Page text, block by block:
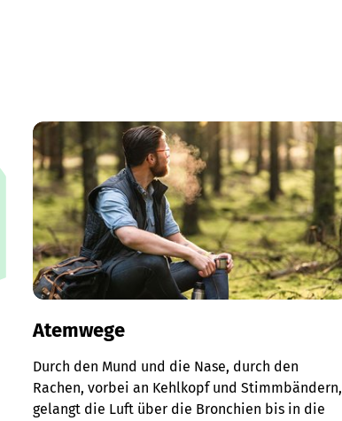
Atemwege
Durch den Mund und die Nase, durch den
Rachen, vorbei an Kehlkopf und Stimmbändern,
gelangt die Luft über die Bronchien bis in die